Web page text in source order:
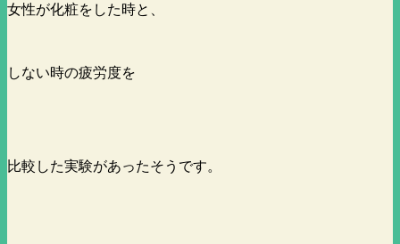
女性が化粧をした時と、
しない時の疲労度を
比較した実験があったそうです。